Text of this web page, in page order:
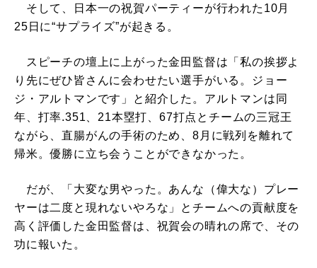
そして、日本一の祝賀パーティーが行われた10月
25日に“サプライズ”が起きる。
スピーチの壇上に上がった金田監督は「私の挨拶よ
り先にぜひ皆さんに会わせたい選手がいる。ジョー
ジ・アルトマンです」と紹介した。アルトマンは同
年、打率.351、21本塁打、67打点とチームの三冠王
ながら、直腸がんの手術のため、8月に戦列を離れて
帰米。優勝に立ち会うことができなかった。
だが、「大変な男やった。あんな（偉大な）プレー
ヤーは二度と現れないやろな」とチームへの貢献度を
高く評価した金田監督は、祝賀会の晴れの席で、その
功に報いた。